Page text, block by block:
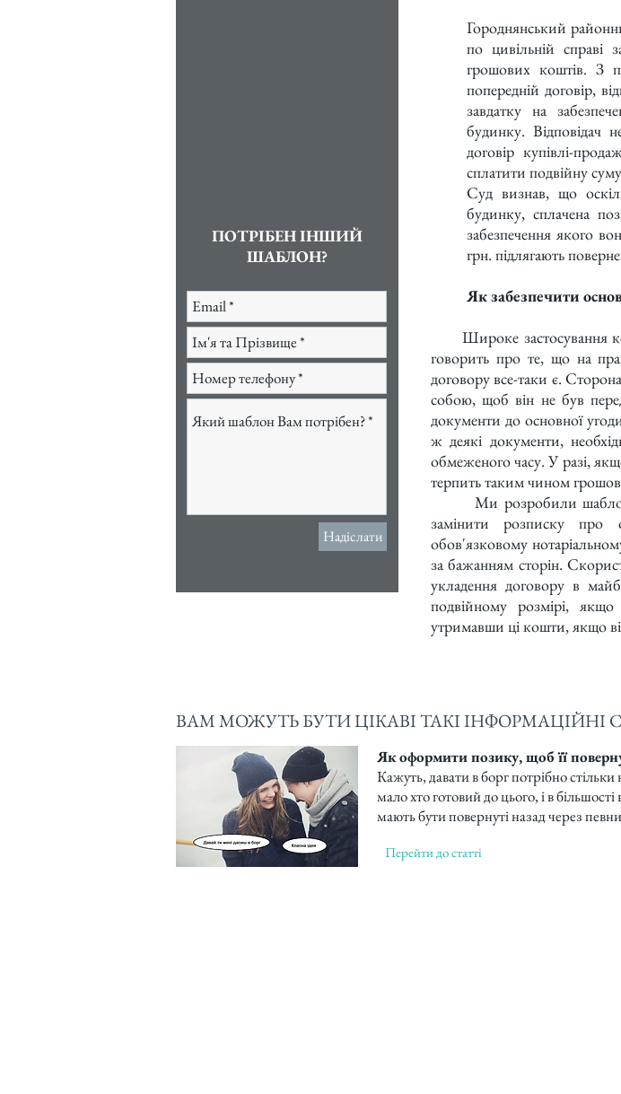
Городнянський
по цивільній
грошових коштів. З
попередній договір,
завдатку на
будинку. Відповідач
договір купівлі-
сплатити подвійну
Суд визнав, що
будинку, сплачена
забезпечення якого
грн. підлягають
Як забезпечити
Широке застосування
говорить про те, що на
договору все-таки є.
собою, щоб він не був
документи до основної
ж деякі документи,
обмеженого часу. У разі,
терпить таким чином
Ми розробили шаблон
замінити розписку про
обов'язковому
за бажанням сторін.
укладення договору в
подвійному розмірі,
утримавши ці кошти, якщо
ПОТРІБЕН ІНШИЙ
ШАБЛОН?
Надіслати
ВАМ МОЖУТЬ БУТИ ЦІКАВІ ТАКІ ІНФОРМАЦІЙНІ
Як оформити позику, щоб її
Кажуть, давати в борг потрібно
мало хто готовий до цього, і в
мають бути повернуті назад через
Перейти до статті